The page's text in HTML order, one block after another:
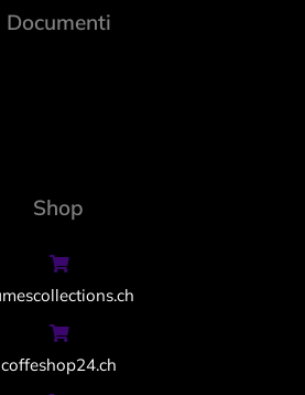
Documenti
Shop
coffeshop24.ch